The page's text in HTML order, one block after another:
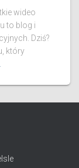
wideo
to blog i
Dziś?
który